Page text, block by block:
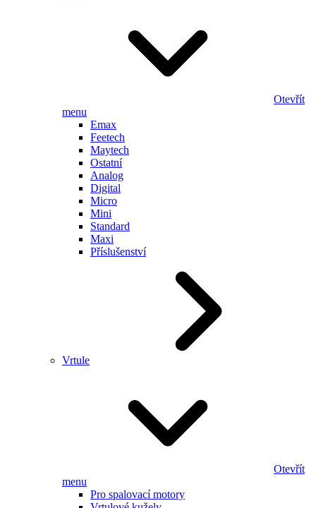
Otevřít
menu
Emax
Feetech
Maytech
Ostatní
Analog
Digital
Micro
Mini
Standard
Maxi
Příslušenství
Vrtule
Otevřít
menu
Pro spalovací motory